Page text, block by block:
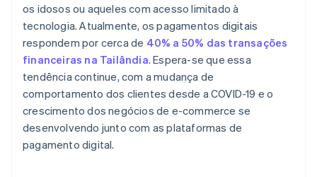
os idosos ou aqueles com acesso limitado à
tecnologia. Atualmente, os pagamentos digitais
respondem por cerca de 40% a 50% das transações
financeiras na Tailândia. Espera-se que essa
tendência continue, com a mudança de
comportamento dos clientes desde a COVID-19 e o
crescimento dos negócios de e-commerce se
desenvolvendo junto com as plataformas de
pagamento digital.